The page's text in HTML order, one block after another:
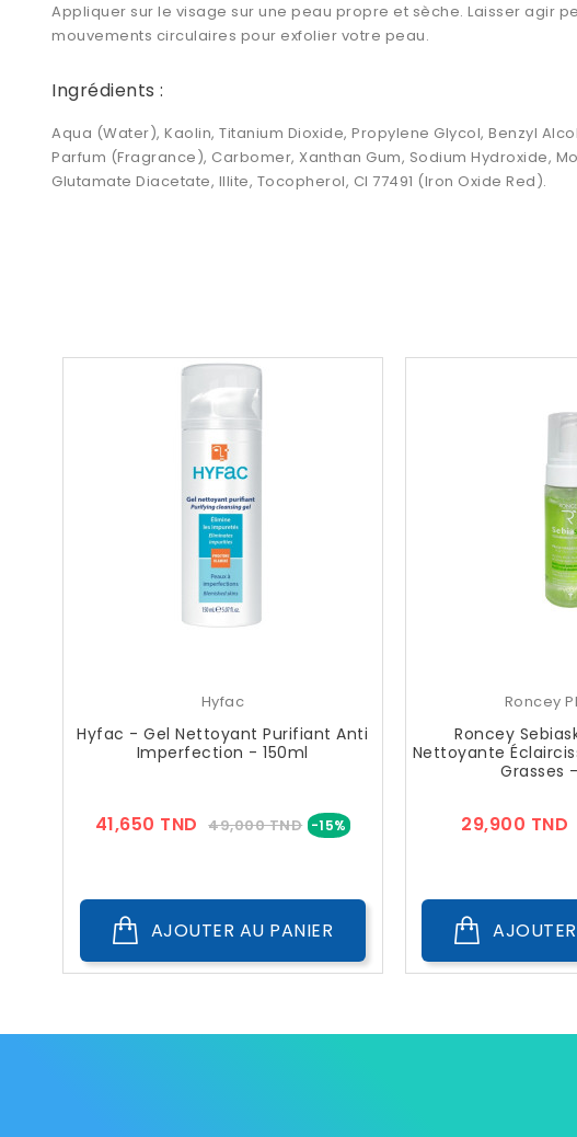
Appliquer sur le visage sur une peau propre et sèche. Laisser agir
mouvements circulaires pour exfolier votre peau.
Ingrédients :
Aqua (Water), Kaolin, Titanium Dioxide, Propylene Glycol, Benzyl
Parfum (Fragrance), Carbomer, Xanthan Gum, Sodium Hydroxide,
Glutamate Diacetate, Illite, Tocopherol, CI 77491 (Iron Oxide Red).
Hyfac
Hyfac - Gel Nettoyant Purifiant Anti
Imperfection - 150ml
41,650 TND Prix
49,000 TND -15% Prix
AJOUTER AU PANIER
Roncey
Roncey
Nettoyante
Grasses
29,900 TND